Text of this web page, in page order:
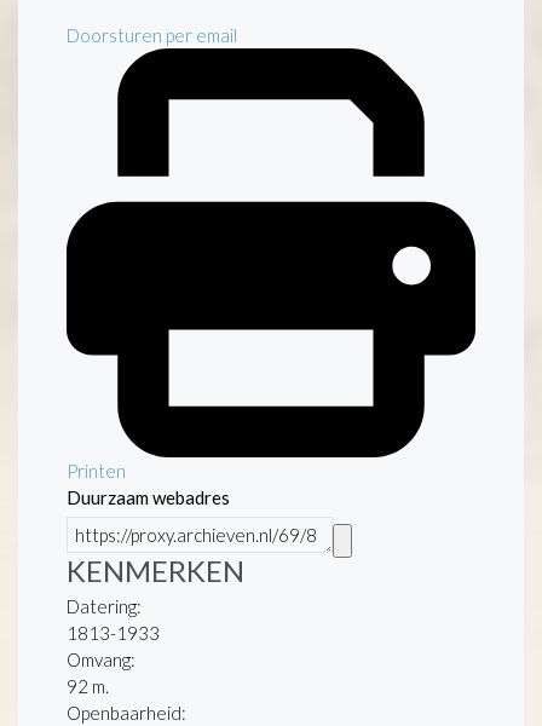
Doorsturen per email
Printen
Duurzaam webadres
KENMERKEN
Datering:
1813-1933
Omvang:
92 m.
Openbaarheid: